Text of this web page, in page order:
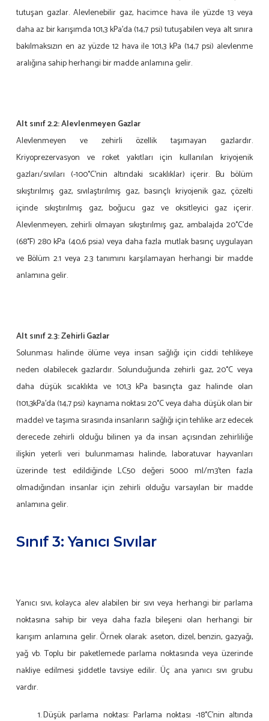
tutuşan gazlar. Alevlenebilir gaz, hacimce hava ile yüzde 13 veya
daha az bir karışımda 101,3 kPa’da (14,7 psi) tutuşabilen veya alt sınıra
bakılmaksızın en az yüzde 12 hava ile 101,3 kPa (14,7 psi) alevlenme
aralığına sahip herhangi bir madde anlamına gelir.
Alt sınıf 2.2: Alevlenmeyen Gazlar
Alevlenmeyen ve zehirli özellik taşımayan gazlardır.
Kriyoprezervasyon ve roket yakıtları için kullanılan kriyojenik
gazları/sıvıları (-100°C’nin altındaki sıcaklıklar) içerir. Bu bölüm
sıkıştırılmış gaz, sıvılaştırılmış gaz, basınçlı kriyojenik gaz, çözelti
içinde sıkıştırılmış gaz, boğucu gaz ve oksitleyici gaz içerir.
Alevlenmeyen, zehirli olmayan sıkıştırılmış gaz, ambalajda 20°C’de
(68°F) 280 kPa (40,6 psia) veya daha fazla mutlak basınç uygulayan
ve Bölüm 2.1 veya 2.3 tanımını karşılamayan herhangi bir madde
anlamına gelir.
Alt sınıf 2.3:Zehirli Gazlar
Solunması halinde ölüme veya insan sağlığı için ciddi tehlikeye
neden olabilecek gazlardır. Solunduğunda zehirli gaz, 20°C veya
daha düşük sıcaklıkta ve 101,3 kPa basınçta gaz halinde olan
(101,3kPa’da (14,7 psi) kaynama noktası 20°C veya daha düşük olan bir
madde) ve taşıma sırasında insanların sağlığı için tehlike arz edecek
derecede zehirli olduğu bilinen ya da insan açısından zehirliliğe
ilişkin yeterli veri bulunmaması halinde, laboratuvar hayvanları
üzerinde test edildiğinde LC50 değeri 5000 ml/m3’ten fazla
olmadığından insanlar için zehirli olduğu varsayılan bir madde
anlamına gelir.
Sınıf 3: Yanıcı Sıvılar
Yanıcı sıvı, kolayca alev alabilen bir sıvı veya herhangi bir parlama
noktasına sahip bir veya daha fazla bileşeni olan herhangi bir
karışım anlamına gelir. Örnek olarak: aseton, dizel, benzin, gazyağı,
yağ vb. Toplu bir paketlemede parlama noktasında veya üzerinde
nakliye edilmesi şiddetle tavsiye edilir. Üç ana yanıcı sıvı grubu
vardır.
Düşük parlama noktası: Parlama noktası -18°C’nin altında